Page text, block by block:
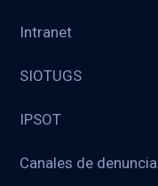
Intranet
SIOTUGS
IPSOT
Canales de denuncia